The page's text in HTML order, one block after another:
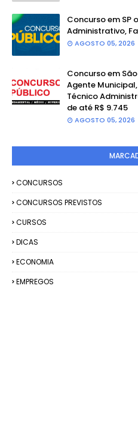
Concurso em SP
Administrativo,
AGOSTO 05, 2026
Concurso em
Agente
Técnico
de até R$ 9.745
AGOSTO 05, 2026
CONCURSOS
CONCURSOS PREVISTOS
CURSOS
DICAS
ECONOMIA
EMPREGOS